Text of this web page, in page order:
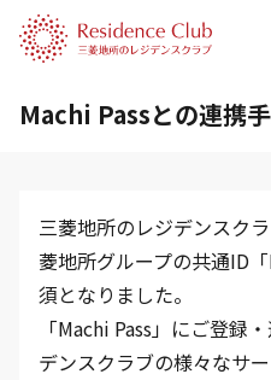
Machi Passとの連携
三菱地所のレジデンスク
菱地所グループの共通ID
須となりました。
「Machi Pass」にご登録
デンスクラブの様々なサ